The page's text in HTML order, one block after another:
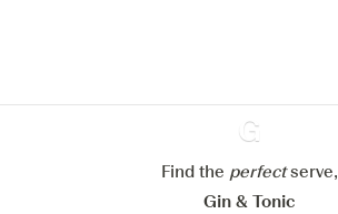
Ginventory
Find the perfectserve,
Gin & Tonic